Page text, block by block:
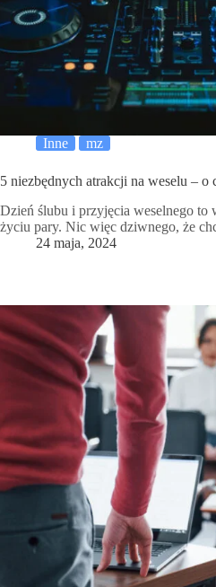
Inne mz
5 niezbędnych atrakcji na weselu – o
Dzień ślubu i przyjęcia weselnego
życiu pary. Nic więc dziwnego, że
24 maja, 2024